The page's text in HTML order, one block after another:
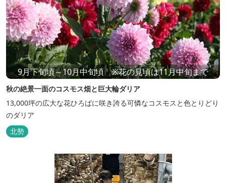
9月下旬頃～10月中旬頃 ※花の見頃は11月中旬まで
秋の絶景一面のコスモス畑と巨大輪ダリア
13,000坪の広大な花ひろばに咲き誇る可憐なコスモスと色とりどり
のダリア
北勢